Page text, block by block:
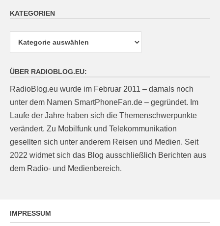
KATEGORIEN
ÜBER RADIOBLOG.EU:
RadioBlog.eu wurde im Februar 2011 – damals noch
unter dem Namen SmartPhoneFan.de – gegründet. Im
Laufe der Jahre haben sich die Themenschwerpunkte
verändert. Zu Mobilfunk und Telekommunikation
gesellten sich unter anderem Reisen und Medien. Seit
2022 widmet sich das Blog ausschließlich Berichten aus
dem Radio- und Medienbereich.
IMPRESSUM